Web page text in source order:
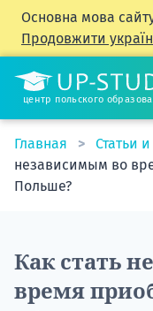
Основна мова
Продовжити
центр польского
Главная Статьи
независимым во
Польше?
Как стать
время